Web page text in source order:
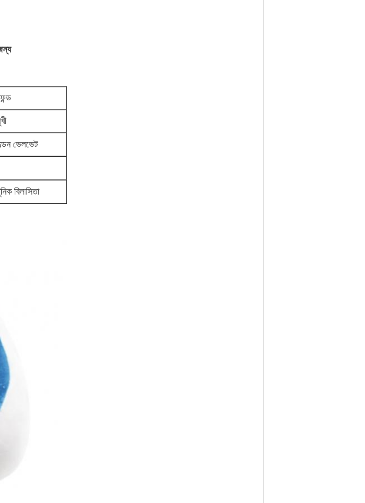
ভেলভেট
বিলাসিতা